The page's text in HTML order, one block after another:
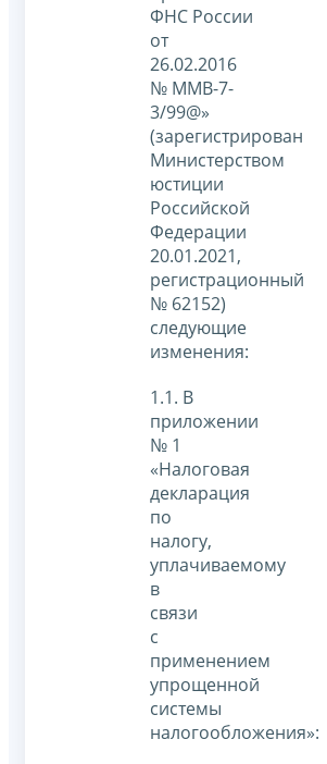
ФНС России
от
26.02.2016
№ ММВ-7-
3/99@»
(зарегистрирован
Министерством
юстиции
Российской
Федерации
20.01.2021,
регистрационный
№ 62152)
следующие
изменения:
1.1. В
приложении
№ 1
«Налоговая
декларация
по
налогу,
уплачиваемому
в
связи
с
применением
упрощенной
системы
налогообложения»: